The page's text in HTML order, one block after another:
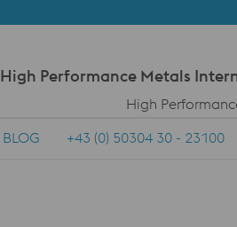
Performance Metals
High
BLOG +43 (0) 50304 30 - 23100